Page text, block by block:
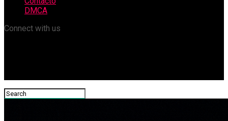
DMCA
Connect with us